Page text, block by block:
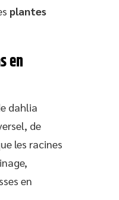
plantes
en
dahlia
de
les racines
en